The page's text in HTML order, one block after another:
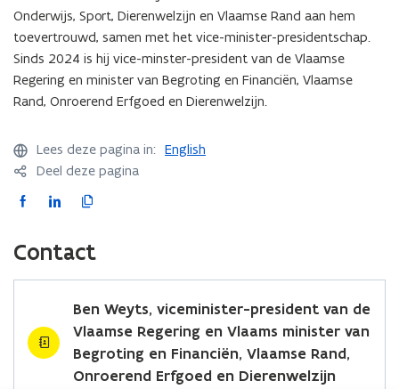
n
i
s
t
r
a
a
n
c
ë
n
n
b
g
t
i
a
n
c
ë
n
n
b
g
t
i
V
l
a
a
m
s
a
n
l
a
a
m
s
a
n
9
.
O
n
r
o
r
e
d
f
9
.
O
n
r
o
r
e
n
d
f
0
2
9
.
D
r
e
w
l
z
i
0
2
9
.
D
r
e
w
l
z
i
Onderwijs, Sport, Dierenwelzijn en Vlaamse Rand aan hem
toevertrouwd, samen met het vice-minister-presidentschap.
Sinds 2024 is hij vice-minster-president van de Vlaamse
Regering en minister van Begroting en Financiën, Vlaamse
Rand, Onroerend Erfgoed en Dierenwelzijn.
Lees deze pagina in: English
Deel deze pagina
F
c
e
b
L
k
e
i
n
K
i
e
e
r
l
i
Contact
Ben Weyts, viceminister-president van de
Vlaamse Regering en Vlaams minister van
Begroting en Financiën, Vlaamse Rand,
Onroerend Erfgoed en Dierenwelzijn